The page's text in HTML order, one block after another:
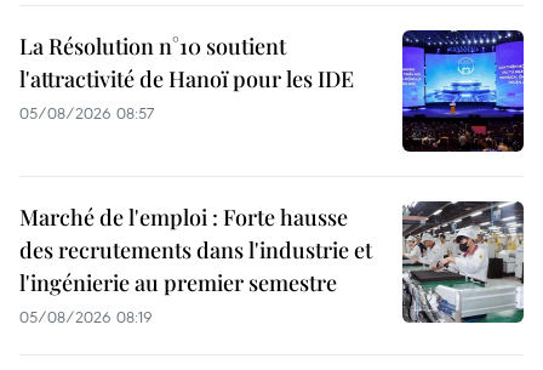
La Résolution n°10 soutient
l'attractivité de Hanoï pour les IDE
05/08/2026 08:57
Marché de l'emploi : Forte hausse
des recrutements dans l'industrie et
l'ingénierie au premier semestre
05/08/2026 08:19